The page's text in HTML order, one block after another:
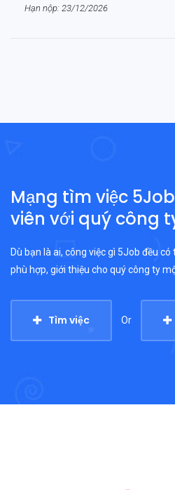
Hạn nộp: 23/12/2026
Mạng tìm việc
viên với quý công
Dù bạn là ai, công việc gì 5Job đều
phù hợp, giới thiệu cho quý công ty
Tìm việc Or